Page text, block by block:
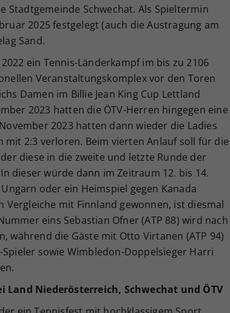
Stadtgemeinde Schwechat. Als Spieltermin
2025 festgelegt (auch die Austragung am
Sand.
ein Tennis-Länderkampf im bis zu 2106
Veranstaltungskomplex vor den Toren
Damen im Billie Jean King Cup Lettland
2023 hatten die ÖTV-Herren hingegen eine
2023 hatten dann wieder die Ladies
2:3 verloren. Beim vierten Anlauf soll für die
diese in die zweite und letzte Runde der
dieser würde dann im Zeitraum 12. bis 14.
oder ein Heimspiel gegen Kanada
mit Finnland gewonnen, ist diesmal
eins Sebastian Ofner (ATP 88) wird nach
während die Gäste mit Otto Virtanen (ATP 94)
Spieler sowie Wimbledon-Doppelsieger Harri
Land Niederösterreich, Schwechat und ÖTV